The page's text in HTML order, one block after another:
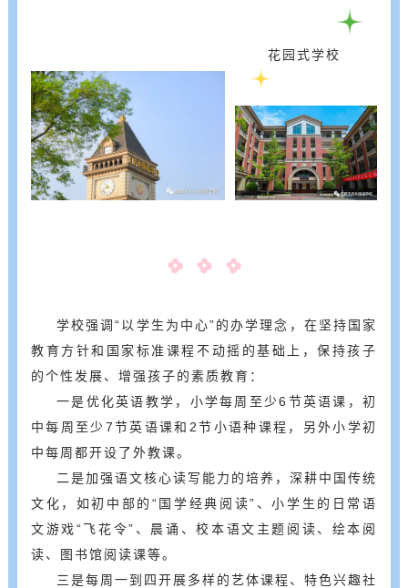
花园式学校
学校强调“以学生为中心”的办学理念，在坚持国家
教育方针和国家标准课程不动摇的基础上，保持孩子
的个性发展、增强孩子的素质教育：
一是优化英语教学，小学每周至少6节英语课，初
中每周至少7节英语课和2节小语种课程，另外小学初
中每周都开设了外教课。
二是加强语文核心读写能力的培养，深耕中国传统
文化，如初中部的“国学经典阅读”、小学生的日常语
文游戏“飞花令”、晨诵、校本语文主题阅读、绘本阅
读、图书馆阅读课等。
三是每周一到四开展多样的艺体课程、特色兴趣社